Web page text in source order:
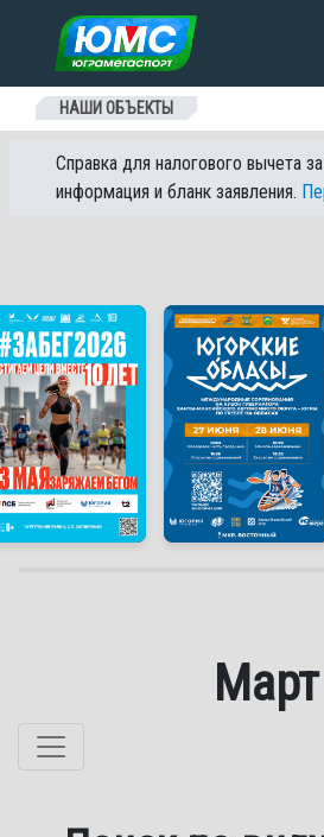
Перейти к содержанию
НАШИ ОБЪЕКТЫ
Справка для налогового вычета
информация и бланк заявления.
Март
Перейти к содержанию